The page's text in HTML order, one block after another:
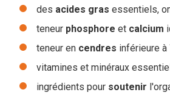
des acides gras essentiels,
teneur phosphore et calcium
teneur en cendres inférieure à
vitamines et minéraux
ingrédients pour soutenir